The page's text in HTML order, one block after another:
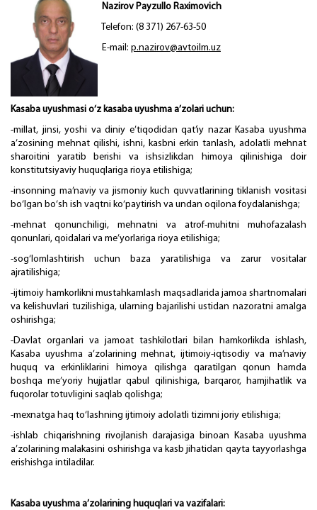
Nazirov Payzullo Raximovich
Telefon: (8 371) 267-63-50
E-mail: p.nazirov@avtoilm.uz
Kasaba uyushmasi o‘z kasaba uyushma a’zolari uchun:
-millat, jinsi, yoshi va diniy e’tiqodidan qat’iy nazar Kasaba uyushma
a’zosining mehnat qilishi, ishni, kasbni erkin tanlash, adolatli mehnat
sharoitini yaratib berishi va ishsizlikdan himoya qilinishiga doir
konstitutsiyaviy huquqlariga rioya etilishiga;
-insonning ma’naviy va jismoniy kuch quvvatlarining tiklanish vositasi
bo‘lgan bo‘sh ish vaqtni ko‘paytirish va undan oqilona foydalanishga;
-mehnat qonunchiligi, mehnatni va atrof-muhitni muhofazalash
qonunlari, qoidalari va me’yorlariga rioya etilishiga;
-sog‘lomlashtirish uchun baza yaratilishiga va zarur vositalar
ajratilishiga;
-ijtimoiy hamkorlikni mustahkamlash maqsadlarida jamoa shartnomalari
va kelishuvlari tuzilishiga, ularning bajarilishi ustidan nazoratni amalga
oshirishga;
-Davlat organlari va jamoat tashkilotlari bilan hamkorlikda ishlash,
Kasaba uyushma a’zolarining mehnat, ijtimoiy-iqtisodiy va ma’naviy
huquq va erkinliklarini himoya qilishga qaratilgan qonun hamda
boshqa me’yoriy hujjatlar qabul qilinishiga, barqaror, hamjihatlik va
fuqorolar totuvligini saqlab qolishga;
-mexnatga haq to‘lashning ijtimoiy adolatli tizimni joriy etilishiga;
-ishlab chiqarishning rivojlanish darajasiga binoan Kasaba uyushma
a’zolarining malakasini oshirishga va kasb jihatidan qayta tayyorlashga
erishishga intiladilar.
Kasaba uyushma a’zolarining huquqlari va vazifalari: